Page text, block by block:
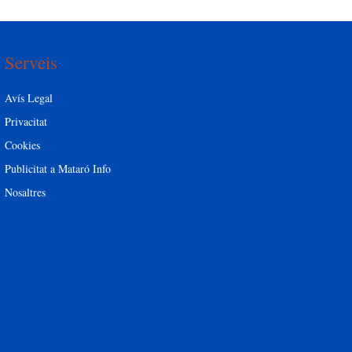
Serveis
Avís Legal
Privacitat
Cookies
Publicitat a Mataró Info
Nosaltres